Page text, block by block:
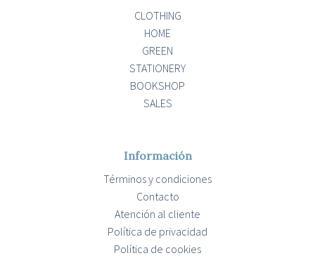
CLOTHING
HOME
GREEN
STATIONERY
BOOKSHOP
SALES
Información
Términos y condiciones
Contacto
Atención al cliente
Política de privacidad
Política de cookies